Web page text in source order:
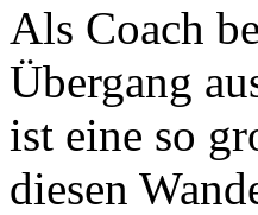
Als Coach
Übergang
ist eine so
diesen